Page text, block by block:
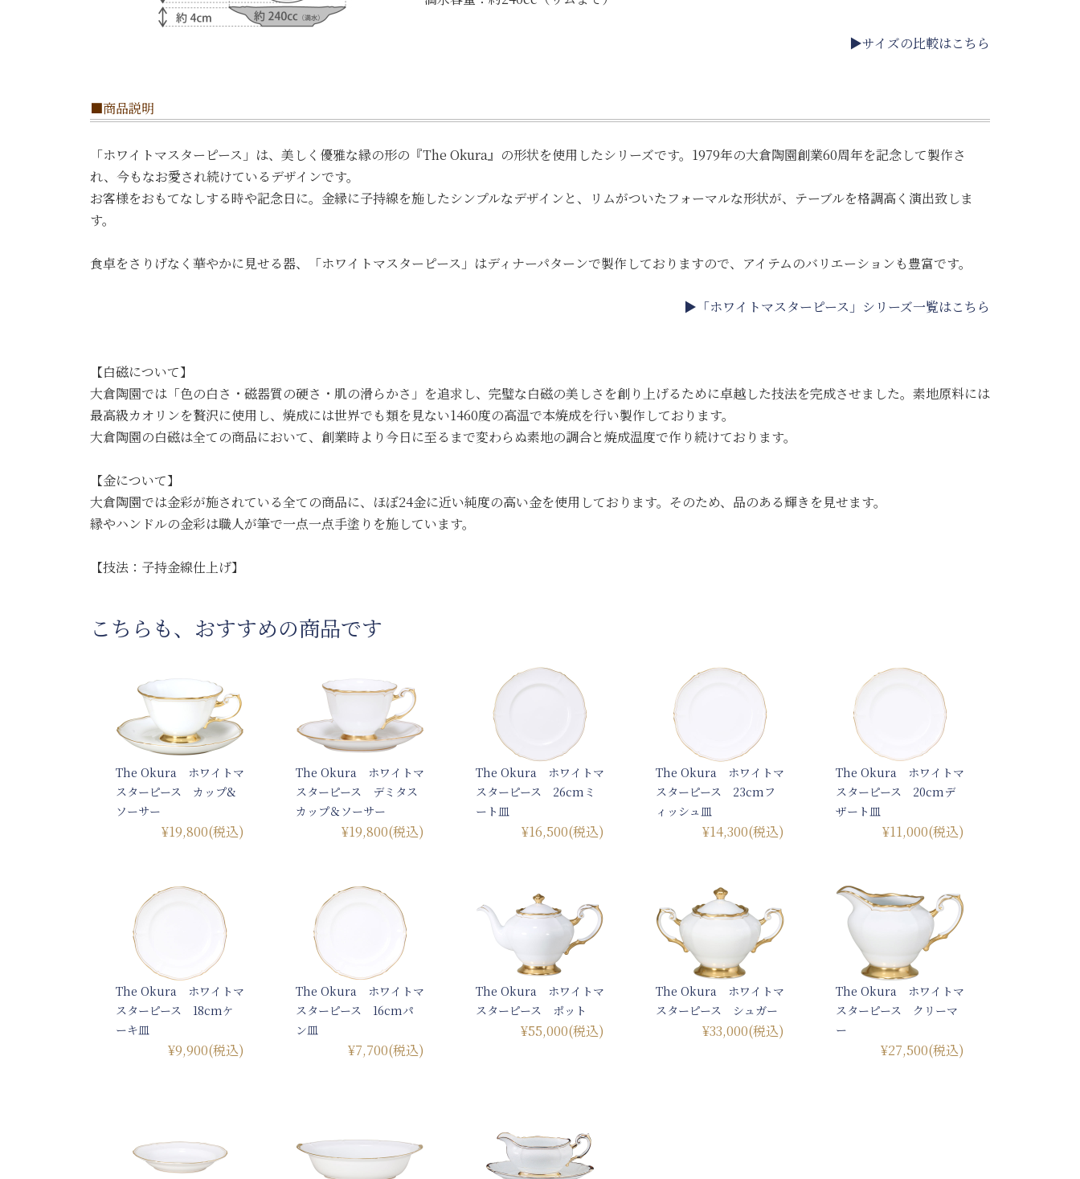
▶サイズの比較はこちら
■商品説明
「ホワイトマスターピース」は、美しく優雅な縁の形の『The Okura』の形状を使用したシリーズです。1979年の大倉陶園創業60周年を記念して製作さ
れ、今もなお愛され続けているデザインです。
お客様をおもてなしする時や記念日に。金縁に子持線を施したシンプルなデザインと、リムがついたフォーマルな形状が、テーブルを格調高く演出致しま
す。
食卓をさりげなく華やかに見せる器、「ホワイトマスターピース」はディナーパターンで製作しておりますので、アイテムのバリエーションも豊富です。
▶「ホワイトマスターピース」シリーズ一覧はこちら
【白磁について】
大倉陶園では「色の白さ・磁器質の硬さ・肌の滑らかさ」を追求し、完璧な白磁の美しさを創り上げるために卓越した技法を完成させました。素地原料には
最高級カオリンを贅沢に使用し、焼成には世界でも類を見ない1460度の高温で本焼成を行い製作しております。
大倉陶園の白磁は全ての商品において、創業時より今日に至るまで変わらぬ素地の調合と焼成温度で作り続けております。
【金について】
大倉陶園では金彩が施されている全ての商品に、ほぼ24金に近い純度の高い金を使用しております。そのため、品のある輝きを見せます。
縁やハンドルの金彩は職人が筆で一点一点手塗りを施しています。
【技法：子持金線仕上げ】
こちらも、おすすめの商品です
The Okura ホワイトマ
スターピース カップ&
ソーサー
¥19,800(税込)
The Okura ホワイトマ
スターピース デミタス
カップ＆ソーサー
¥19,800(税込)
The Okura ホワイトマ
スターピース 26cmミ
ート皿
¥16,500(税込)
The Okura ホワイトマ
スターピース 23cmフ
ィッシュ皿
¥14,300(税込)
The Okura ホワイトマ
スターピース 20cmデ
ザート皿
¥11,000(税込)
The Okura ホワイトマ
スターピース 18cmケ
ーキ皿
¥9,900(税込)
The Okura ホワイトマ
スターピース 16cmパ
ン皿
¥7,700(税込)
The Okura ホワイトマ
スターピース ポット
¥55,000(税込)
The Okura ホワイトマ
スターピース シュガー
¥33,000(税込)
The Okura ホワイトマ
スターピース クリーマ
ー
¥27,500(税込)